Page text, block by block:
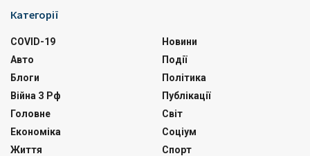
Категорії
COVID-19
Авто
Блоги
Війна З Рф
Головне
Економіка
Життя
Новини
Події
Політика
Публікації
Світ
Соціум
Спорт